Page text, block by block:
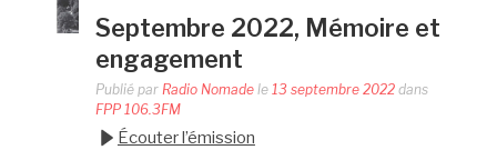
Septembre 2022, Mémoire et
engagement
Publié par Radio Nomadele 13 septembre 2022dans
FPP 106.3FM
Écouter l’émission